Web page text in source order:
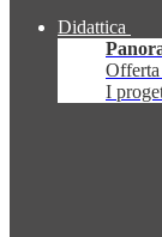
Didattica
I